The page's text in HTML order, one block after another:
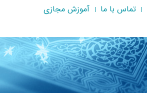
تماس با ما
آموزش مجازی